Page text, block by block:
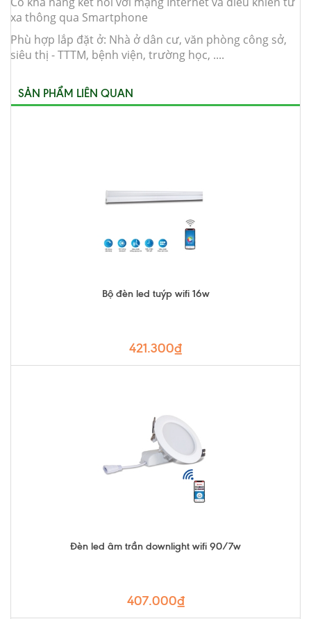
xa thông qua Smartphone
Phù hợp lắp đặt ở: Nhà ở dân cư, văn phòng công sở,
siêu thị - TTTM, bệnh viện, trường học, ....
SẢN PHẨM LIÊN QUAN
Bộ đèn led tuýp wifi 16w
421.300₫
Đèn led âm trần downlight wifi 90/7w
407.000₫